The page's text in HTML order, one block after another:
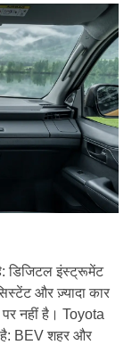
डिजिटल इंस्ट्रूमेंट
और ज़्यादा कार
नहीं है। Toyota
है: BEV शहर और